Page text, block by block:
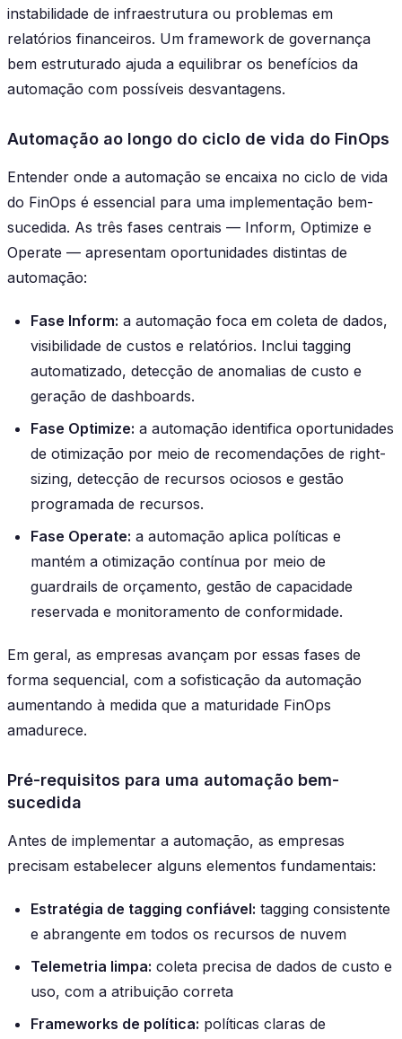
instabilidade de infraestrutura ou problemas em
relatórios financeiros. Um framework de governança
bem estruturado ajuda a equilibrar os benefícios da
automação com possíveis desvantagens.
Automação ao longo do ciclo de vida do FinOps
Entender onde a automação se encaixa no ciclo de vida
do FinOps é essencial para uma implementação bem-
sucedida. As três fases centrais — Inform, Optimize e
Operate — apresentam oportunidades distintas de
automação:
Fase Inform: a automação foca em coleta de dados,
visibilidade de custos e relatórios. Inclui tagging
automatizado, detecção de anomalias de custo e
geração de dashboards.
Fase Optimize: a automação identifica oportunidades
de otimização por meio de recomendações de right-
sizing, detecção de recursos ociosos e gestão
programada de recursos.
Fase Operate: a automação aplica políticas e
mantém a otimização contínua por meio de
guardrails de orçamento, gestão de capacidade
reservada e monitoramento de conformidade.
Em geral, as empresas avançam por essas fases de
forma sequencial, com a sofisticação da automação
aumentando à medida que a maturidade FinOps
amadurece.
Pré-requisitos para uma automação bem-
sucedida
Antes de implementar a automação, as empresas
precisam estabelecer alguns elementos fundamentais:
Estratégia de tagging confiável: tagging consistente
e abrangente em todos os recursos de nuvem
Telemetria limpa: coleta precisa de dados de custo e
uso, com a atribuição correta
Frameworks de política: políticas claras de